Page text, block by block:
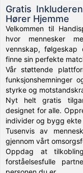
Gratis
Hører Hjemme
Velkommen til
hvor mennesker
vennskap, følgeskap
finne sin perfekte
Vår støttende
funksjonshemninger
styrke og
Nyt helt gratis
designet for alle.
individer og bygg
Tusenvis av
gjennom vårt
Oppdag at
forståelsesfulle